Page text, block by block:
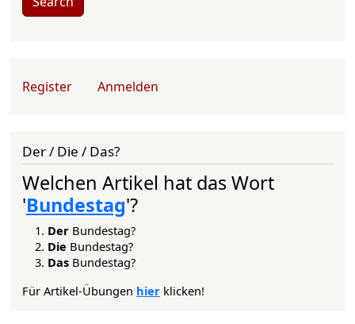
User account menu
Register Anmelden
Der / Die / Das?
Welchen Artikel hat das Wort
'Bundestag'?
Der Bundestag?
Die Bundestag?
Das Bundestag?
Für Artikel-Übungen hier klicken!